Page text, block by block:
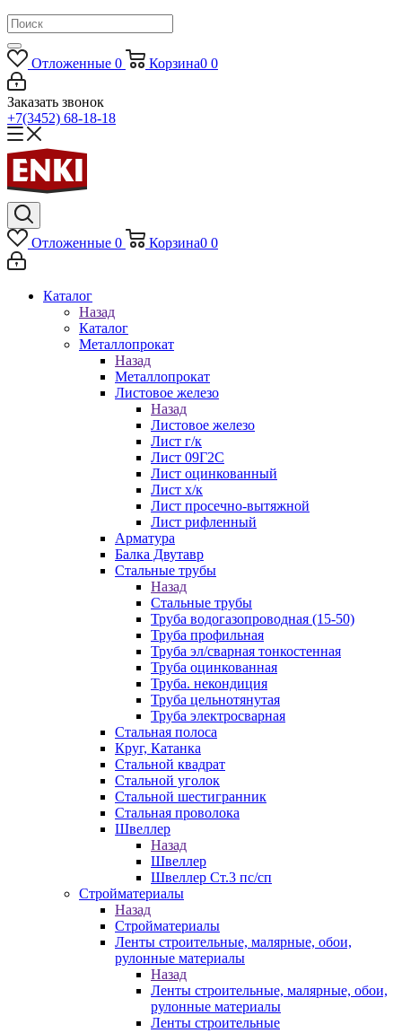
Отложенные 0 Корзина0 0
Заказать звонок
+7(3452) 68-18-18
Отложенные 0 Корзина0 0
Каталог
Назад
Каталог
Металлопрокат
Назад
Металлопрокат
Листовое железо
Назад
Листовое железо
Лист г/к
Лист 09Г2С
Лист оцинкованный
Лист х/к
Лист просечно-вытяжной
Лист рифленный
Арматура
Балка Двутавр
Стальные трубы
Назад
Стальные трубы
Труба водогазопроводная (15-50)
Труба профильная
Труба эл/сварная тонкостенная
Труба оцинкованная
Труба. некондиция
Труба цельнотянутая
Труба электросварная
Стальная полоса
Круг, Катанка
Стальной квадрат
Стальной уголок
Стальной шестигранник
Стальная проволока
Швеллер
Назад
Швеллер
Швеллер Ст.3 пс/сп
Стройматериалы
Назад
Стройматериалы
Ленты строительные, малярные, обои,
рулонные материалы
Назад
Ленты строительные, малярные, обои,
рулонные материалы
Ленты строительные